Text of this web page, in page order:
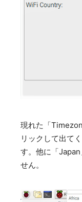
現れた「
リックして出て
す。他に「
せん。